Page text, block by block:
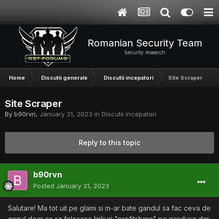
Romanian Security Team
Security research
Home Discutii generale Discutii incepatori Site Scraper
Site Scraper
By b90rvn, January 31, 2023 in Discutii incepatori
Reply to this topic
b90rvn
Posted January 31, 2023
Salutare! Ma tot uit pe glami si m-ar bate gandul sa fac ceva de